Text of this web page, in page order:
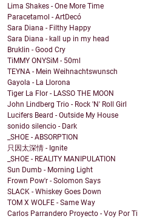
Lima Shakes - One More Time
Paracetamol - ArtDecó
Sara Diana - Filthy Happy
Sara Diana - kall up in my head
Bruklin - Good Cry
TiMMY ONYSiM - 50ml
TEYNA - Mein Weihnachtswunsch
Gayola - La Llorona
Tiger La Flor - LASSO THE MOON
John Lindberg Trio - Rock 'N' Roll Girl
Lucifers Beard - Outside My House
sonido silencio - Dark
_SHOE - ABSORPTION
只因太深情 - Ignite
_SHOE - REALITY MANIPULATION
Sun Dumb - Morning Light
Frown Pow'r - Solomon Says
SLACK - Whiskey Goes Down
TOM X WOLFE - Same Way
Carlos Parrandero Proyecto - Voy Por Ti